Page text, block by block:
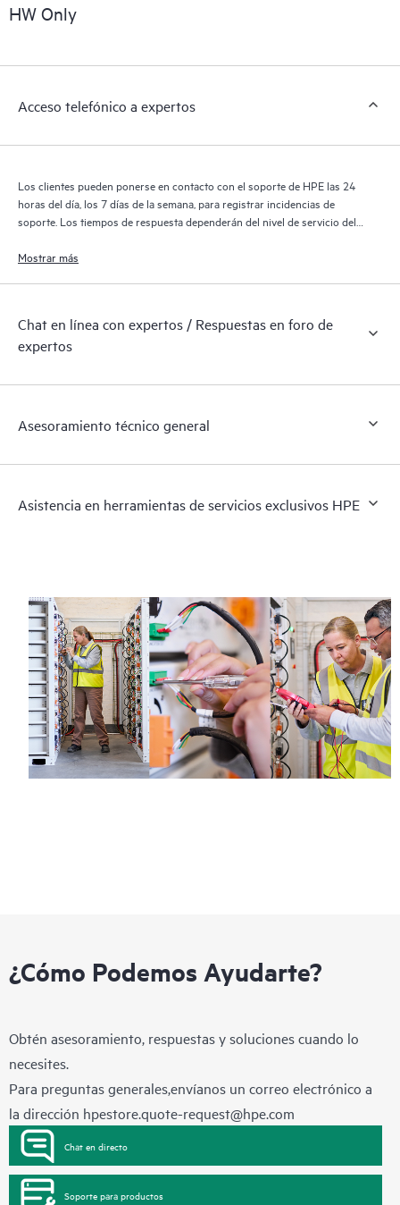
de HPE cubiertos por el servicio HPE Tech Care. Los clientes
distintos productos instalados en sus entornos y cómo
permiten a los clientes realizar determinadas actividades sin
proporcionan, además, un portal de recursos de conocimiento
los recursos de HPE, que impulsan la excelencia de las
operaciones y optimizan el rendimiento, del extremo a la nube.
HW Only
Acceso telefónico a expertos
Los clientes pueden ponerse en contacto con el soporte de HPE las 24
horas del día, los 7 días de la semana, para registrar incidencias de
soporte. Los tiempos de respuesta dependerán del nivel de servicio del
Mostrar más
Chat en línea con expertos / Respuestas en foro de
expertos
Asesoramiento técnico general
Asistencia en herramientas de servicios exclusivos HPE
¿Cómo Podemos Ayudarte?
Obtén asesoramiento, respuestas y soluciones cuando lo
necesites.
Para preguntas generales,envíanos un correo electrónico a
la dirección hpestore.quote-request@hpe.com
Chat en directo
Soporte para productos